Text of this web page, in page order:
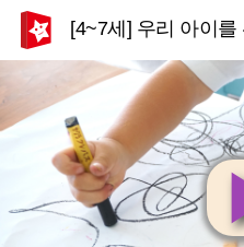
[4~7세] 우리 아이를